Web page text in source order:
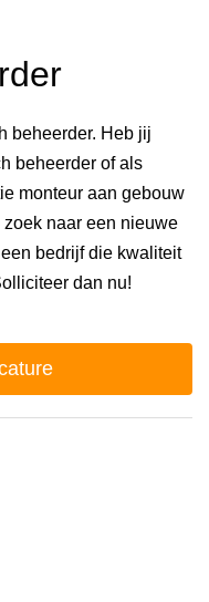
beheerder. Heb jij
beheerder of als
monteur aan gebouw
naar een nieuwe
bedrijf die kwaliteit
dan nu!